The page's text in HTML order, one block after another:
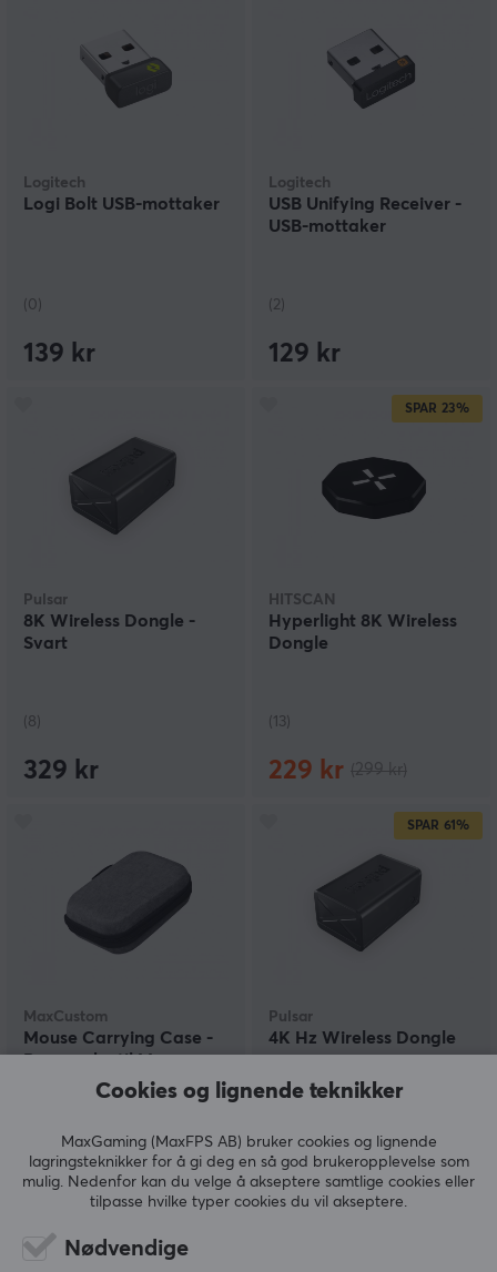
Logitech
Logi Bolt USB-mottaker
(0)
139 kr
Logitech
USB Unifying Receiver -
USB-mottaker
(2)
129 kr
Pulsar
8K Wireless Dongle -
Svart
(8)
329 kr
SPAR 23%
HITSCAN
Hyperlight 8K Wireless
Dongle
(13)
229 kr
MaxCustom
Mouse Carrying Case -
Bæreveske til Mus
129 kr
SPAR 61%
Pulsar
4K Hz Wireless Dongle
(22)
129 kr (329 kr)
Cookies og lignende teknikker
MaxGaming (MaxFPS AB) bruker cookies og lignende
lagringsteknikker for å gi deg en så god brukeropplevelse som
mulig. Nedenfor kan du velge å akseptere samtlige cookies eller
tilpasse hvilke typer cookies du vil akseptere.
Nødvendige